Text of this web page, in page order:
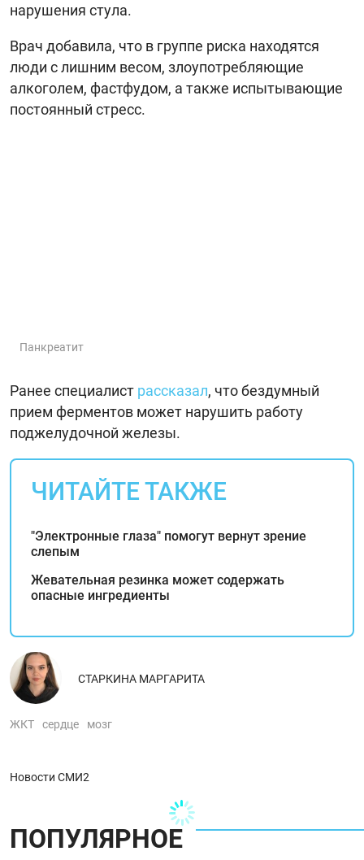
нарушения стула.
Врач добавила, что в группе риска находятся
люди с лишним весом, злоупотребляющие
алкоголем, фастфудом, а также испытывающие
постоянный стресс.
Панкреатит
Ранее специалист рассказал, что бездумный
прием ферментов может нарушить работу
поджелудочной железы.
ЧИТАЙТЕ ТАКЖЕ
"‎Электронные глаза"‎ помогут вернут зрение
слепым
Жевательная резинка может содержать
опасные ингредиенты
СТАРКИНА МАРГАРИТА
ЖКТ сердце мозг
Новости СМИ2
ПОПУЛЯРНОЕ